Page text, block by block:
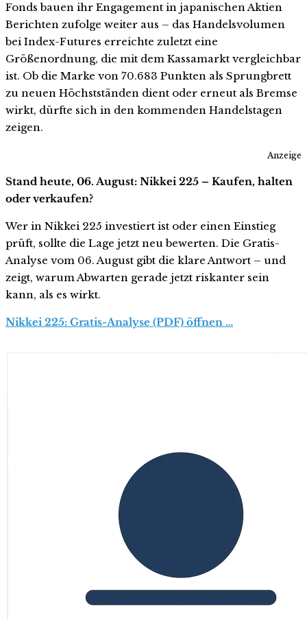
Fonds bauen ihr Engagement in japanischen Aktien
Berichten zufolge weiter aus – das Handelsvolumen
bei Index-Futures erreichte zuletzt eine
Größenordnung, die mit dem Kassamarkt vergleichbar
ist. Ob die Marke von 70.683 Punkten als Sprungbrett
zu neuen Höchstständen dient oder erneut als Bremse
wirkt, dürfte sich in den kommenden Handelstagen
zeigen.
Anzeige
Stand heute, 06. August: Nikkei 225 – Kaufen, halten
oder verkaufen?
Wer in Nikkei 225 investiert ist oder einen Einstieg
prüft, sollte die Lage jetzt neu bewerten. Die Gratis-
Analyse vom 06. August gibt die klare Antwort – und
zeigt, warum Abwarten gerade jetzt riskanter sein
kann, als es wirkt.
Nikkei 225: Gratis-Analyse (PDF) öffnen …